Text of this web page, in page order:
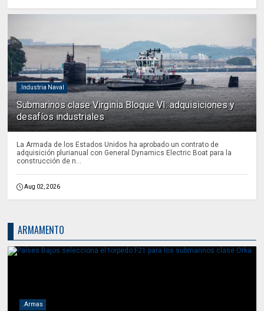
.Industria Naval
Submarinos clase Virginia Bloque VI: adquisiciones y
desafíos industriales
La Armada de los Estados Unidos ha aprobado un contrato de
adquisición plurianual con General Dynamics Electric Boat para la
construcción de n...
Aug 02, 2026
ARMAMENTO
.Armas